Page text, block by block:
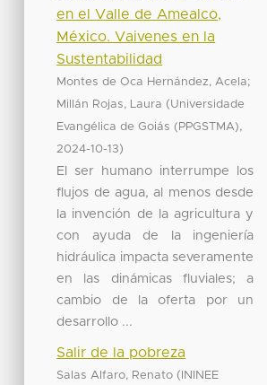
en el Valle de Amealco,
México. Vaivenes en la
Sustentabilidad
Montes de Oca Hernández, Acela;
Millán Rojas, Laura (Universidade
Evangélica de Goiás (PPGSTMA),
2024-10-13)
El ser humano interrumpe los
flujos de agua, al menos desde
la invención de la agricultura y
con ayuda de la ingeniería
hidráulica impacta severamente
en las dinámicas fluviales; a
cambio de la oferta por un
desarrollo ...
Salir de la pobreza
Salas Alfaro, Renato ( ININEE